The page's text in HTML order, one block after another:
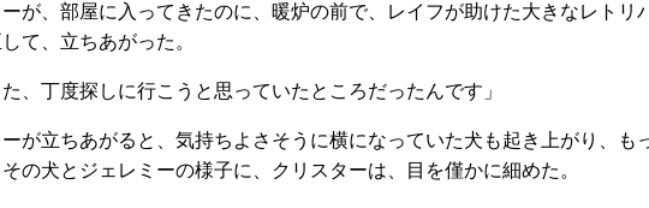
が、部屋に入ってきたのに、暖炉の前で、レイフが助けた大きなレト
て、立ちあがった。
た、丁度探しに行こうと思っていたところだったんです」
が立ちあがると、気持ちよさそうに横になっていた犬も起き上がり、
の犬とジェレミーの様子に、クリスターは、目を僅かに細めた。